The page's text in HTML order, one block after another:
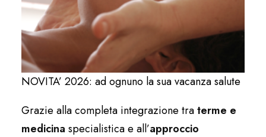
NOVITA’ 2026: ad ognuno la sua vacanza salute
Grazie alla completa integrazione traterme e
medicina specialistica e all’approccio